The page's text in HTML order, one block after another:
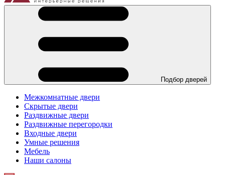
Подбор дверей
Межкомнатные двери
Скрытые двери
Раздвижные двери
Раздвижные перегородки
Входные двери
Умные решения
Мебель
Наши салоны